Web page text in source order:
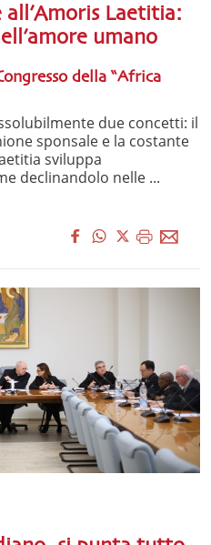
all’Amoris Laetitia:
umano
della “Africa
due concetti: il
sponsale e la costante
sviluppa
declinandolo nelle ...